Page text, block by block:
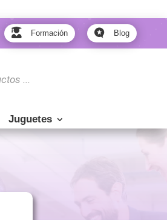
 Formación  Blog
Juguetes